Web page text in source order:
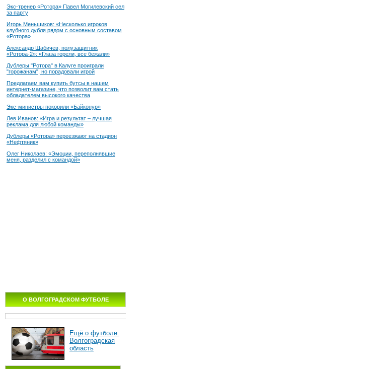
Экс-тренер «Ротора» Павел Могилевский сел
за парту
Игорь Меньщиков: «Несколько игроков
клубного дубля рядом с основным составом
«Ротора»
Александр Шабичев, полузащитник
«Ротора-2»: «Глаза горели, все бежали»
Дублеры "Ротора" в Калуге проиграли
"горожанам", но порадовали игрой
Предлагаем вам купить бутсы в нашем
интернет-магазине, что позволит вам стать
обладателем высокого качества
Экс-министры покорили «Байконур»
Лев Иванов: «Игра и результат – лучшая
реклама для любой команды»
Дублеры «Ротора» переезжают на стадион
«Нефтяник»
Олег Николаев: «Эмоции, переполнявшие
меня, разделил с командой»
О ВОЛГОГРАДСКОМ ФУТБОЛЕ
Ещё о футболе.
Волгоградская
область